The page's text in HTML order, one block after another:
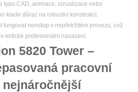
typu CAD, animace, vizualizace nebo
klade důraz na robustní konstrukci,
fungovat nonstop v nepřetržitém provozu, což
kritické profesionální nasazení.
5820 Tower –
pracovní